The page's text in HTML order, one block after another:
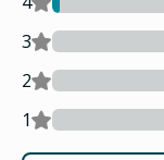
3
2
1